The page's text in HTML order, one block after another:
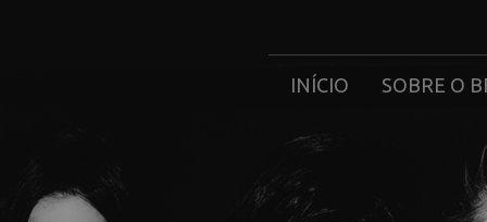
INÍCIO SOBRE O